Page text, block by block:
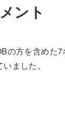
ント
の方を含めた
ました。